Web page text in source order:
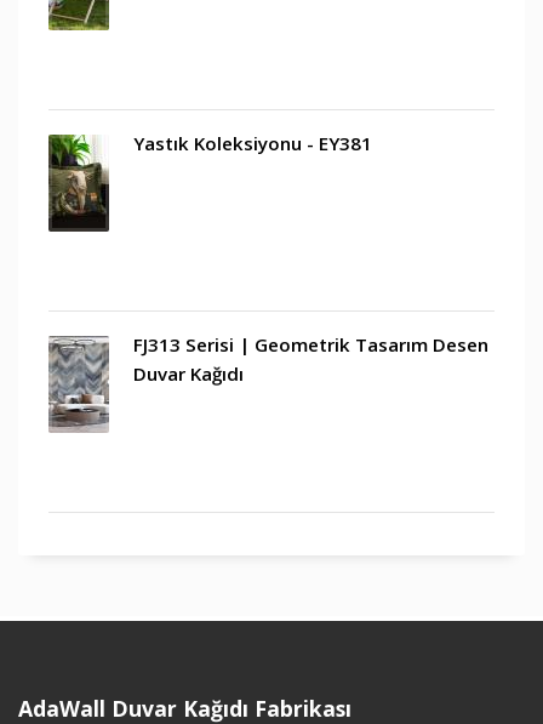
Yastık Koleksiyonu - EY381
FJ313 Serisi | Geometrik Tasarım Desen
Duvar Kağıdı
AdaWall Duvar Kağıdı Fabrikası